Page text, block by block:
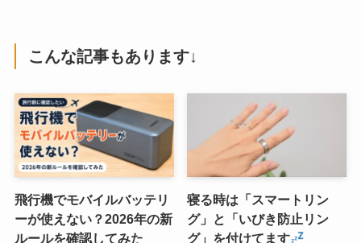
こんな記事もあります↓
飛行機でモバイルバッテリ
ーが使えない？2026年の新
ルールを確認してみた
寝る時は「スマートリン
グ」と「いびき防止リン
グ」を付けてます